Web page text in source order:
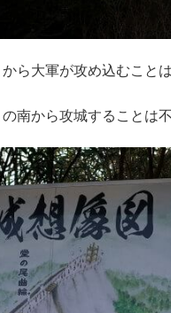
ら大軍が攻め込むことは
南から攻城することは